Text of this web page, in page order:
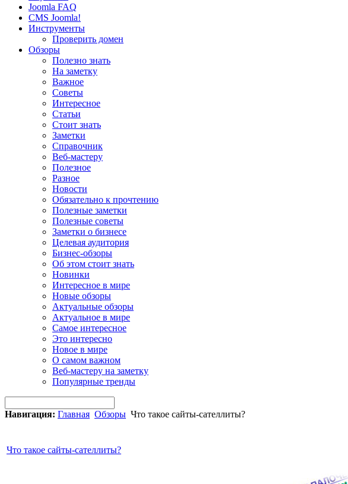
Joomla FAQ
CMS Joomla!
Инструменты
Проверить домен
Обзоры
Полезно знать
На заметку
Важное
Советы
Интересное
Статьи
Стоит знать
Заметки
Справочник
Веб-мастеру
Полезное
Разное
Новости
Обязательно к прочтению
Полезные заметки
Полезные советы
Заметки о бизнесе
Целевая аудитория
Бизнес-обзоры
Об этом стоит знать
Новинки
Интересное в мире
Новые обзоры
Актуальные обзоры
Актуальное в мире
Самое интересное
Это интересно
Новое в мире
О самом важном
Веб-мастеру на заметку
Популярные тренды
Навигация: Главная Обзоры Что такое cайты-сателлиты?
Что такое cайты-сателлиты?